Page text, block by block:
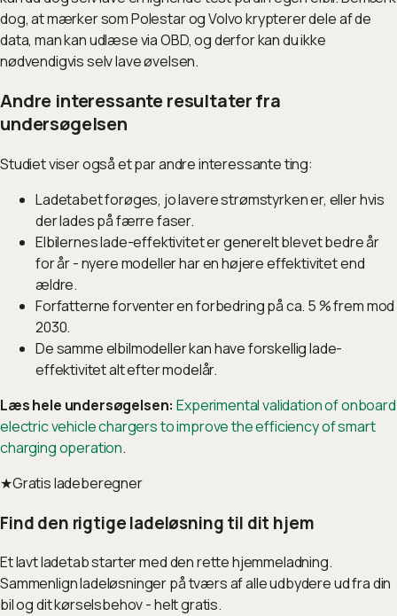
dog, at mærker som Polestar og Volvo krypterer dele af de
data, man kan udlæse via OBD, og derfor kan du ikke
nødvendigvis selv lave øvelsen.
Andre interessante resultater fra
undersøgelsen
Studiet viser også et par andre interessante ting:
Ladetabet forøges, jo lavere strømstyrken er, eller hvis
der lades på færre faser.
Elbilernes lade-effektivitet er generelt blevet bedre år
for år - nyere modeller har en højere effektivitet end
ældre.
Forfatterne forventer en forbedring på ca. 5 % frem mod
2030.
De samme elbilmodeller kan have forskellig lade-
effektivitet alt efter modelår.
Læs hele undersøgelsen: Experimental validation of onboard
electric vehicle chargers to improve the efficiency of smart
charging operation.
★Gratis ladeberegner
Find den rigtige ladeløsning til dit hjem
Et lavt ladetab starter med den rette hjemmeladning.
Sammenlign ladeløsninger på tværs af alle udbydere ud fra din
bil og dit kørselsbehov - helt gratis.